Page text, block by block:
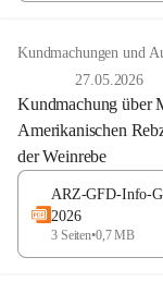
Kundmachungen und
27.05.2026
Kundmachung über
Amerikanischen
der Weinrebe
ARZ-GFD-Info-
2026
3 Seiten•0,7 MB